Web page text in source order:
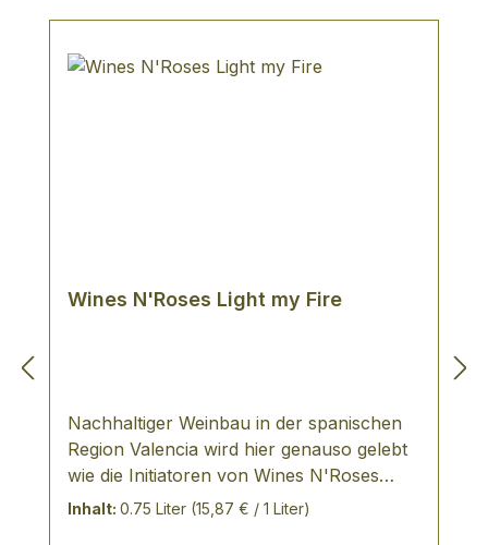
Kirschfarbe mit leicht violetten Tönen Der
Wines N'Roses Light my Fire
Nachhaltiger Weinbau in der spanischen
Region Valencia wird hier genauso gelebt
wie die Initiatoren von Wines N'Roses
Viticultores den Rock'n'Roll lieben. Die
Inhalt: 0.75 Liter (15,87 € / 1 Liter)